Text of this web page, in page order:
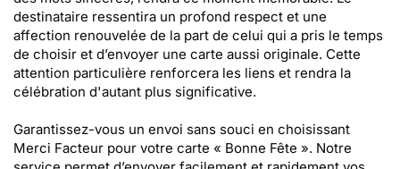
destinataire ressentira un profond respect et une
affection renouvelée de la part de celui qui a pris le temps
de choisir et d’envoyer une carte aussi originale. Cette
attention particulière renforcera les liens et rendra la
célébration d'autant plus significative.
Garantissez-vous un envoi sans souci en choisissant
Merci Facteur pour votre carte « Bonne Fête ». Notre